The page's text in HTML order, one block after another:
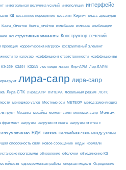
интегральная величина усилий интеполяция интерфейс
КД кессонное перекрытие кессоны Кирпич класс арматуры
Книга_Отчетов Книга_отчётов колебание колонна комбинации
конструктивные элементы Конструктор сечений
проекция корректировка нагрузок коструктивный элемент
по нагрузке коэффициент ответственности коэффициенты
КЭ 259 КЭ251 КЭ259 лестницы линия Лир-АРМ Лир-ЛАРМ
грунт лира-сапр лира-сапр
Лира-СТК ЛираСАПР ЛИТЕРА Локальным режим ЛСТК
менеджер узлов Местные оси МЕТЕОР метод заменяющих
грунт Мозаика мозайка момент силы мономах-сапр Монтаж
фрагмент нагрузки нагрузки от снега нагрузки от стен с
по умолчанию НДМ Невязка Нелинейная связь между узлами
способность сваи новое сообщение ноды нормали
программы обновление оболочки объединение КЭ
одновременная работа опорная модель Осреднение